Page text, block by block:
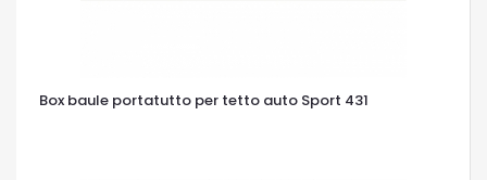
Box baule portatutto per tetto auto Sport 431